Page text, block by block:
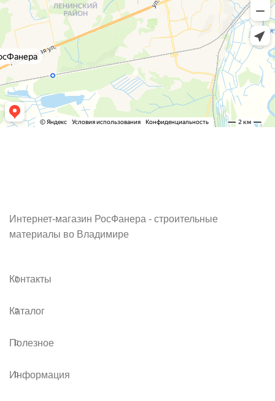
Интернет-магазин РосФанера - строительные
материалы во Владимире
Контакты
Каталог
Полезное
Информация